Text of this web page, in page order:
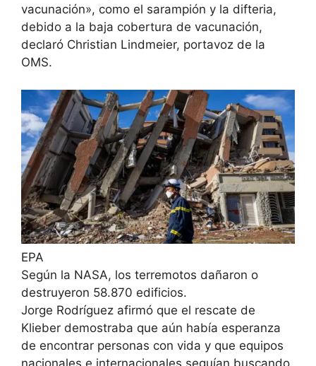
vacunación», como el sarampión y la difteria,
debido a la baja cobertura de vacunación,
declaró Christian Lindmeier, portavoz de la
OMS.
EPA
Según la NASA, los terremotos dañaron o
destruyeron 58.870 edificios.
Jorge Rodríguez afirmó que el rescate de
Klieber demostraba que aún había esperanza
de encontrar personas con vida y que equipos